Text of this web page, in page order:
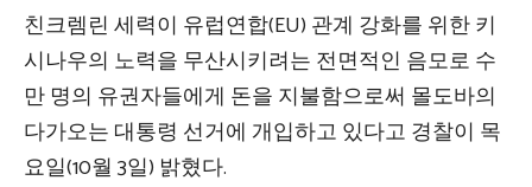
친크렘린 세력이 유럽연합(EU) 관계 강화를 위한 키
시나우의 노력을 무산시키려는 전면적인 음모로 수
만 명의 유권자들에게 돈을 지불함으로써 몰도바의
다가오는 대통령 선거에 개입하고 있다고 경찰이 목
요일(10월 3일) 밝혔다.